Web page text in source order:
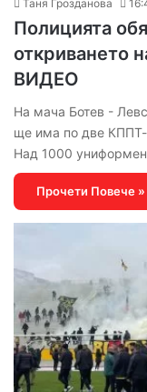
Таня Грозданова
Полицията
откриването
ВИДЕО
На мача Ботев -
ще има по две КППТ-
Над 1000
Прочети Повече »